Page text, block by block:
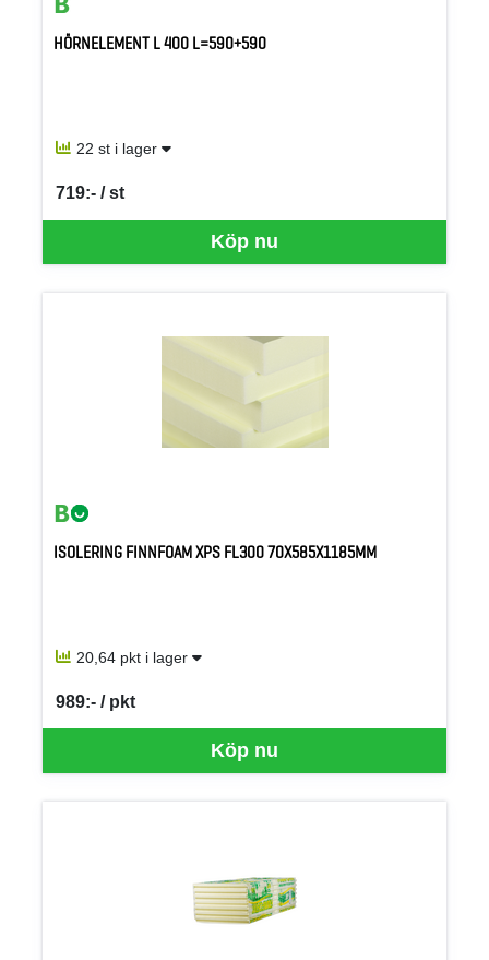
HÖRNELEMENT L 400 L=590+590
22 st i lager
Köp nu
719:- / st
SEK per ST
ISOLERING FINNFOAM XPS FL300 70X585X1185MM
20,64 pkt i lager
Köp nu
989:- / pkt
SEK per PKT